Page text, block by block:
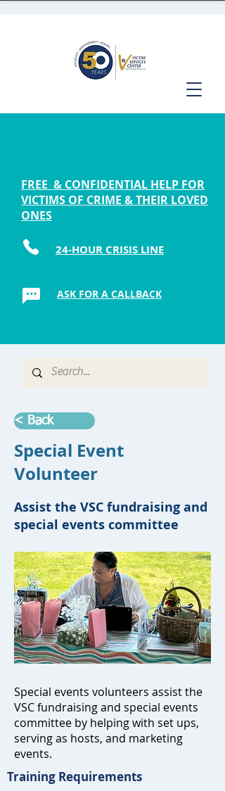
FREE & CONFIDENTIAL HELP FOR
VICTIMS OF CRIME & THEIR LOVED
ONES
24-HOUR CRISIS LINE
ASK FOR A CALLBACK
< Back
Special Event
Volunteer
Assist the VSC fundraising and
special events committee
Special events volunteers assist the
VSC fundraising and special events
committee by helping with set ups,
serving as hosts, and marketing
events.
Training Requirements